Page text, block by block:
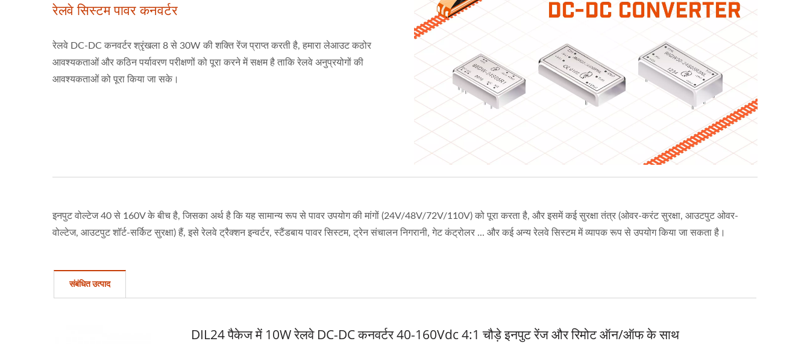
रेलवे सिस्टम पावर कनवर्टर
रेलवे DC-DC कनवर्टर श्रृंखला 8 से 30W की शक्ति रेंज प्राप्त करती है, हमारा लेआउट कठोर
आवश्यकताओं और कठिन पर्यावरण परीक्षणों को पूरा करने में सक्षम है ताकि रेलवे अनुप्रयोगों की
आवश्यकताओं को पूरा किया जा सके।
इनपुट वोल्टेज 40 से 160V के बीच है, जिसका अर्थ है कि यह सामान्य रूप से पावर उपयोग की मांगों (24V/48V/72V/110V) को पूरा करता है, और इसमें कई सुरक्षा तंत्र (ओवर-करंट सुरक्षा, आउटपुट ओवर-
वोल्टेज, आउटपुट शॉर्ट-सर्किट सुरक्षा) हैं, इसे रेलवे ट्रैक्शन इन्वर्टर, स्टैंडबाय पावर सिस्टम, ट्रेन संचालन निगरानी, गेट कंट्रोलर ... और कई अन्य रेलवे सिस्टम में व्यापक रूप से उपयोग किया जा सकता है।
संबंधित उत्पाद
DIL24 पैकेज में 10W रेलवे DC-DC कनवर्टर 40-160Vdc 4:1 चौड़े इनपुट रेंज और रिमोट ऑन/ऑफ के साथ